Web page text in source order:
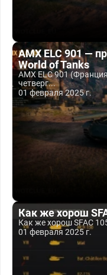
AMX ELC 901 —
World of Tanks
AMX ELC 901
четверг...
01 февраля 2025 г.
Как же хорош
Как же хорош SFAC
01 февраля 2025 г.